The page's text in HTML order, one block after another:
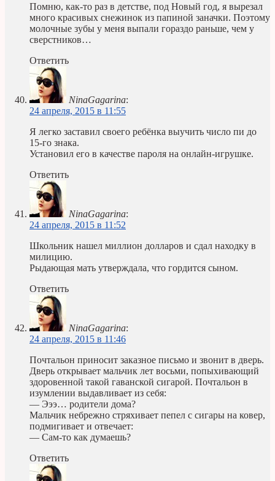
Помню, как-то раз в детстве, под Новый год, я вырезал
много красивых снежинок из папиной заначки. Поэтому
молочные зубы у меня выпали гораздо раньше, чем у
сверстников…
Ответить
NinaGagarina:
24 апреля, 2015 в 11:55
Я легко заставил своего ребёнка выучить число пи до
15-го знака.
Установил его в качестве пароля на онлайн-игрушке.
Ответить
NinaGagarina:
24 апреля, 2015 в 11:52
Школьник нашел миллион долларов и сдал находку в
милицию.
Рыдающая мать утверждала, что гордится сыном.
Ответить
NinaGagarina:
24 апреля, 2015 в 11:46
Почтальон приносит заказное письмо и звонит в дверь.
Дверь открывает мальчик лет восьми, попыхивающий
здоровенной такой гаванской сигарой. Почтальон в
изумлении выдавливает из себя:
— Эээ… родители дома?
Мальчик небрежно стряхивает пепел с сигары на ковер,
подмигивает и отвечает:
— Сам-то как думаешь?
Ответить